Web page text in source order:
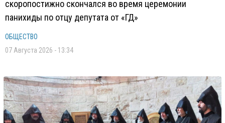
скоропостижно скончался во время церемонии
панихиды по отцу депутата от «ГД»
ОБЩЕСТВО
07 Августа 2026 - 13:34